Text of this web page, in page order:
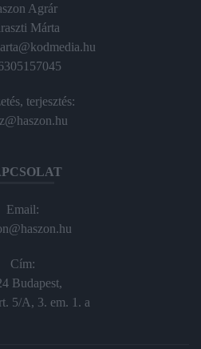
Agrár
Márta
terjesztés:
Email:
Cím:
Budapest,
5/A, 3. em. 1. a